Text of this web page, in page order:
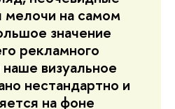
мелочи на самом
значение
рекламного
визуальное
нестандартно и
на фоне